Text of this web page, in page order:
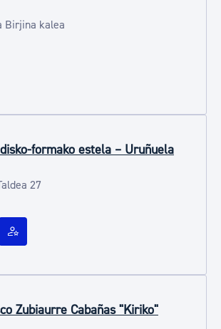
Birjina kalea
formako estela – Uruñuela
27
Zubiaurre Cabañas "Kiriko"